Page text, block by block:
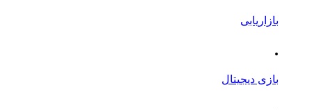
بازاریابی
.
بازی دیجیتال